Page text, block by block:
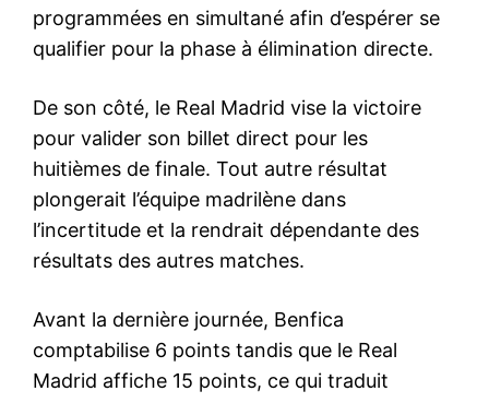
programmées en simultané afin d’espérer se
qualifier pour la phase à élimination directe.
De son côté, le Real Madrid vise la victoire
pour valider son billet direct pour les
huitièmes de finale. Tout autre résultat
plongerait l’équipe madrilène dans
l’incertitude et la rendrait dépendante des
résultats des autres matches.
Avant la dernière journée, Benfica
comptabilise 6 points tandis que le Real
Madrid affiche 15 points, ce qui traduit